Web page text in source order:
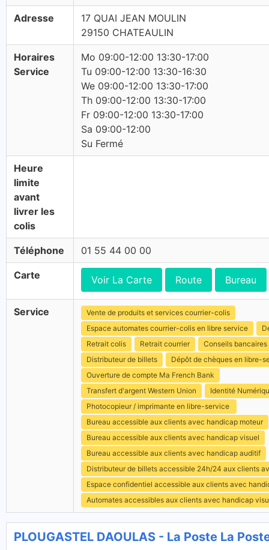
Adresse
17 QUAI JEAN MOULIN
29150 CHATEAULIN
Horaires
Service
Mo 09:00-12:00 13:30-17:00
Tu 09:00-12:00 13:30-16:30
We 09:00-12:00 13:30-17:00
Th 09:00-12:00 13:30-17:00
Fr 09:00-12:00 13:30-17:00
Sa 09:00-12:00
Su Fermé
Heure
limite
avant
livrer les
colis
Téléphone 01 55 44 00 00
Carte Voir La Carte Route Bureau
Service
Vente de produits et services courrier-colis
Espace automates courrier-colis en libre service
Retrait colis
Retrait courrier
Conseils bancaires
Distributeur de billets
Dépôt de chèques en libre-
Ouverture de compte Ma French Bank
Transfert d'argent Western Union
Identité
Photocopieur / imprimante en libre-service
Bureau accessible aux clients avec handicap moteur
Bureau accessible aux clients avec handicap visuel
Bureau accessible aux clients avec handicap auditif
Distributeur de billets accessible 24h/24 aux clients
Espace confidentiel accessible aux clients avec
Automates accessibles aux clients avec handicap
PLOUGASTEL DAOULAS - La Poste La